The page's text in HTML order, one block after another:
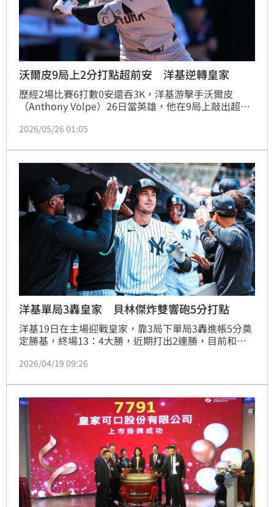
沃爾皮9局上2分打點超前安 洋基逆轉皇家
歷經2場比賽6打數0安還吞3K，洋基游擊手沃爾皮
（Anthony Volpe）26日當英雄，他在9局上敲出超前
勝。
2026/05/26 01:05
洋基單局3轟皇家 貝林傑炸雙響砲5分打點
洋基19日在主場迎戰皇家，靠3局下單局3轟進帳5分奠
定勝基，終場13：4大勝，近期打出2連勝，目前和光
2026/04/19 09:26